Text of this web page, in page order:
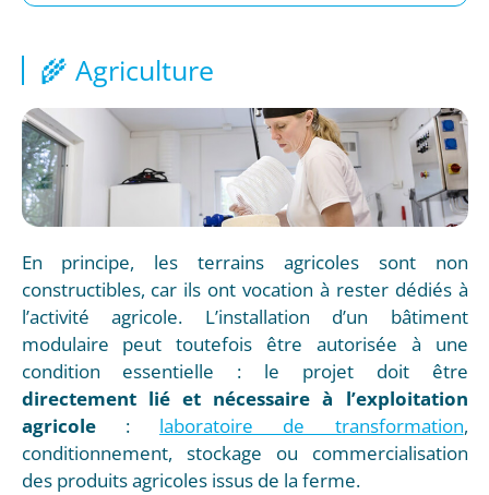
🌾 Agriculture
En principe, les terrains agricoles sont non
constructibles, car ils ont vocation à rester dédiés à
l’activité agricole. L’installation d’un bâtiment
modulaire peut toutefois être autorisée à une
condition essentielle : le projet doit être
directement lié et nécessaire à l’exploitation
agricole: laboratoire de transformation,
conditionnement, stockage ou commercialisation
des produits agricoles issus de la ferme.